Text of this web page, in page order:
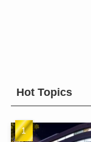
Hot Topics